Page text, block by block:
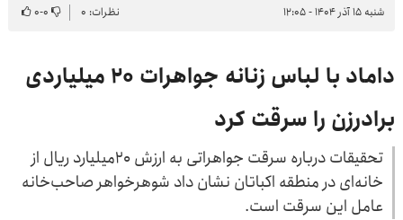
شنبه ۱۵ آذر ۱۴۰۴ - ۱۲:۰۵
نظرات: ۰ ۰-۰
داماد با لباس زنانه جواهرات ۲۰ میلیاردی
برادرزن را سرقت کرد
تحقیقات درباره سرقت جواهراتی به ارزش ۲۰میلیارد ریال از
خانه‌ای در منطقه اکباتان نشان داد شوهرخواهر صاحب‌خانه
عامل این سرقت است.